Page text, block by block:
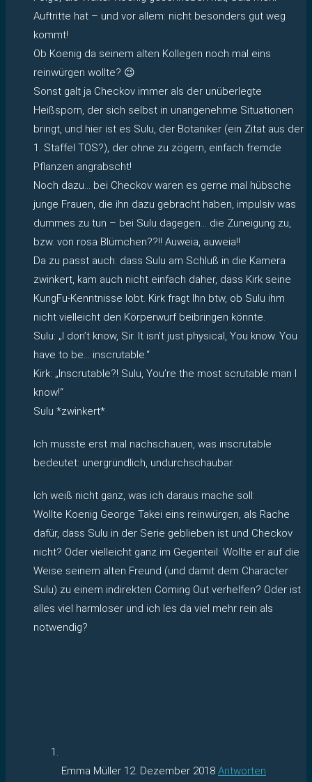
Auftritte hat – und vor allem: nicht besonders gut weg
kommt!
Ob Koenig da seinem alten Kollegen noch mal eins
reinwürgen wollte? 😉
Sonst galt ja Checkov immer als der unüberlegte
Heißsporn, der sich selbst in unangenehme Situationen
bringt, und hier ist es Sulu, der Botaniker (ein Zitat aus der
1. Staffel TOS?), der ohne zu zögern, einfach fremde
Pflanzen angrabscht!
Noch dazu… bei Checkov waren es gerne mal hübsche
junge Frauen, die ihn dazu gebracht haben, impulsiv was
dummes zu tun – bei Sulu dagegen… die Zuneigung zu,
bzw. von rosa Blümchen??!! Auweia, auweia!!
Da zu passt auch: dass Sulu am Schluß in die Kamera
zwinkert, kam auch nicht einfach daher, dass Kirk seine
KungFu-Kenntnisse lobt. Kirk fragt Ihn btw, ob Sulu ihm
nicht vielleicht den Körperwurf beibringen könnte.
Sulu: „I don’t know, Sir. It isn’t just physical, You know. You
have to be… inscrutable.“
Kirk: „Inscrutable?! Sulu, You’re the most scrutable man I
know!“
Sulu *zwinkert*
Ich musste erst mal nachschauen, was inscrutable
bedeutet: unergründlich, undurchschaubar.
Ich weiß nicht ganz, was ich daraus mache soll:
Wollte Koenig George Takei eins reinwürgen, als Rache
dafür, dass Sulu in der Serie geblieben ist und Checkov
nicht? Oder vielleicht ganz im Gegenteil: Wollte er auf die
Weise seinem alten Freund (und damit dem Character
Sulu) zu einem indirekten Coming Out verhelfen? Oder ist
alles viel harmloser und ich les da viel mehr rein als
notwendig?
Emma Müller 12. Dezember 2018 Antworten